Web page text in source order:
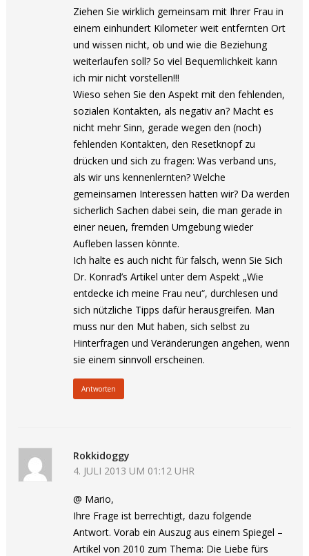
Ziehen Sie wirklich gemeinsam mit Ihrer Frau in
einem einhundert Kilometer weit entfernten Ort
und wissen nicht, ob und wie die Beziehung
weiterlaufen soll? So viel Bequemlichkeit kann
ich mir nicht vorstellen!!!
Wieso sehen Sie den Aspekt mit den fehlenden,
sozialen Kontakten, als negativ an? Macht es
nicht mehr Sinn, gerade wegen den (noch)
fehlenden Kontakten, den Resetknopf zu
drücken und sich zu fragen: Was verband uns,
als wir uns kennenlernten? Welche
gemeinsamen Interessen hatten wir? Da werden
sicherlich Sachen dabei sein, die man gerade in
einer neuen, fremden Umgebung wieder
Aufleben lassen könnte.
Ich halte es auch nicht für falsch, wenn Sie Sich
Dr. Konrad’s Artikel unter dem Aspekt „Wie
entdecke ich meine Frau neu“, durchlesen und
sich nützliche Tipps dafür herausgreifen. Man
muss nur den Mut haben, sich selbst zu
Hinterfragen und Veränderungen angehen, wenn
sie einem sinnvoll erscheinen.
Antworten
Rokkidoggy
4. JULI 2013 UM 01:12 UHR
@ Mario,
Ihre Frage ist berrechtigt, dazu folgende
Antwort. Vorab ein Auszug aus einem Spiegel –
Artikel von 2010 zum Thema: Die Liebe fürs